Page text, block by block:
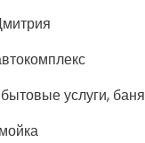
услуги, баня